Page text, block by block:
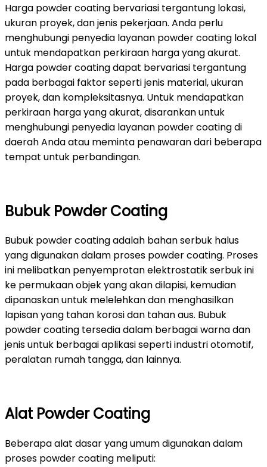
Harga powder coating bervariasi tergantung lokasi,
ukuran proyek, dan jenis pekerjaan. Anda perlu
menghubungi penyedia layanan powder coating lokal
untuk mendapatkan perkiraan harga yang akurat.
Harga powder coating dapat bervariasi tergantung
pada berbagai faktor seperti jenis material, ukuran
proyek, dan kompleksitasnya. Untuk mendapatkan
perkiraan harga yang akurat, disarankan untuk
menghubungi penyedia layanan powder coating di
daerah Anda atau meminta penawaran dari beberapa
tempat untuk perbandingan.
Bubuk Powder Coating
Bubuk powder coating adalah bahan serbuk halus
yang digunakan dalam proses powder coating. Proses
ini melibatkan penyemprotan elektrostatik serbuk ini
ke permukaan objek yang akan dilapisi, kemudian
dipanaskan untuk melelehkan dan menghasilkan
lapisan yang tahan korosi dan tahan aus. Bubuk
powder coating tersedia dalam berbagai warna dan
jenis untuk berbagai aplikasi seperti industri otomotif,
peralatan rumah tangga, dan lainnya.
Alat Powder Coating
Beberapa alat dasar yang umum digunakan dalam
proses powder coating meliputi: